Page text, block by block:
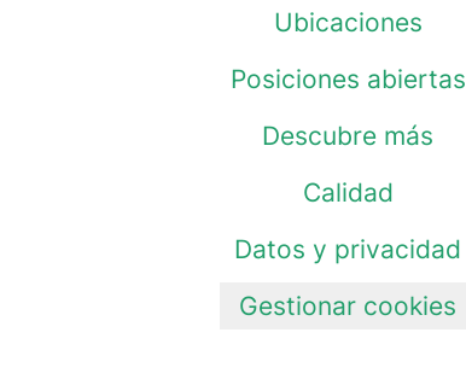
Ubicaciones
Posiciones abiertas
Descubre más
Calidad
Datos y privacidad
Gestionar cookies